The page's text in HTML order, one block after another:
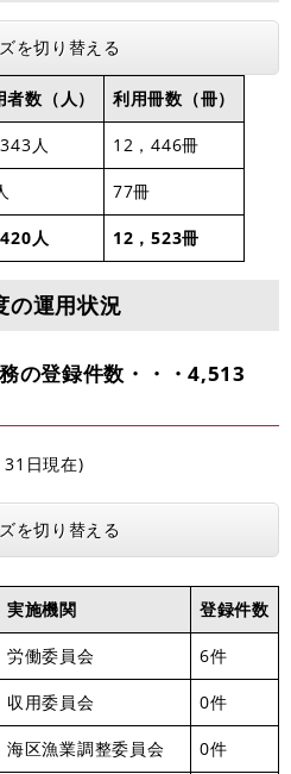
を切り替える
者数（人） 利用冊数（冊）
人 12，446冊
77冊
人 12，523冊
運用状況
の登録件数・・・4,513
日現在)
を切り替える
実施機関 登録件数
労働委員会 6件
収用委員会 0件
海区漁業調整委員会 0件